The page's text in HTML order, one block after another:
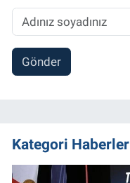
Gönder
Kategori Haberler